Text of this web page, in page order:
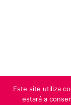
Este site utiliza
estará a